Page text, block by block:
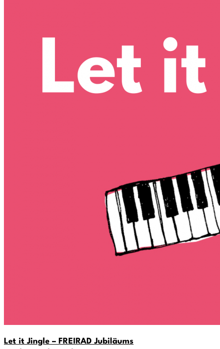
Let it Jingle – FREIRAD Jubiläums